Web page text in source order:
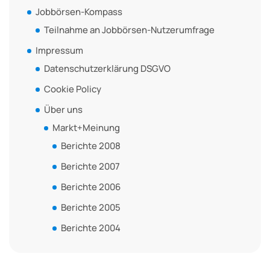
Jobbörsen-Kompass
Teilnahme an Jobbörsen-Nutzerumfrage
Impressum
Datenschutzerklärung DSGVO
Cookie Policy
Über uns
Markt+Meinung
Berichte 2008
Berichte 2007
Berichte 2006
Berichte 2005
Berichte 2004